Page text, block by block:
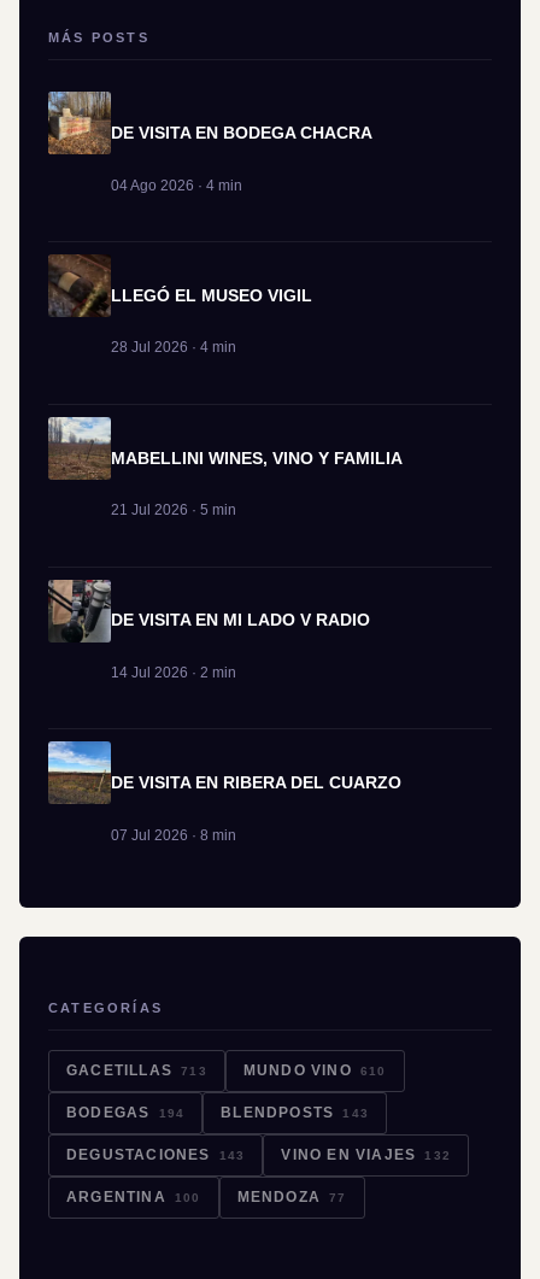
MÁS POSTS
DE VISITA EN BODEGA CHACRA
04 Ago 2026 · 4 min
LLEGÓ EL MUSEO VIGIL
28 Jul 2026 · 4 min
MABELLINI WINES, VINO Y FAMILIA
21 Jul 2026 · 5 min
DE VISITA EN MI LADO V RADIO
14 Jul 2026 · 2 min
DE VISITA EN RIBERA DEL CUARZO
07 Jul 2026 · 8 min
CATEGORÍAS
GACETILLAS 713 MUNDO VINO 610
BODEGAS 194 BLENDPOSTS 143
DEGUSTACIONES 143 VINO EN VIAJES 132
ARGENTINA 100 MENDOZA 77